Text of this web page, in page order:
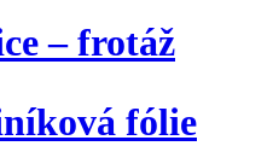
– frotáž
fólie